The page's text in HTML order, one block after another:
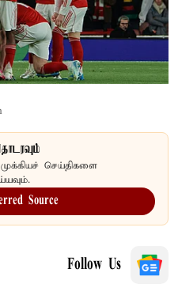
செய்திகளை
Source
Follow Us